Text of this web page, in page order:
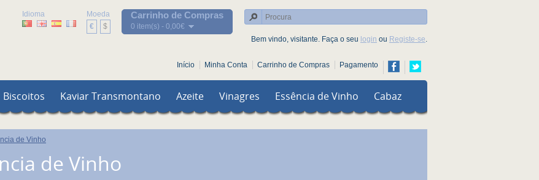
Idioma
Moeda
€
$
Carrinho de Compras
0 item(s) - 0,00€
Bem vindo, visitante. Faça o seu login ou Registe-se.
Início Minha Conta Carrinho de Compras Pagamento
Biscoitos Kaviar Transmontano Azeite Vinagres Essência de Vinho Cabaz
de Vinho
de Vinho